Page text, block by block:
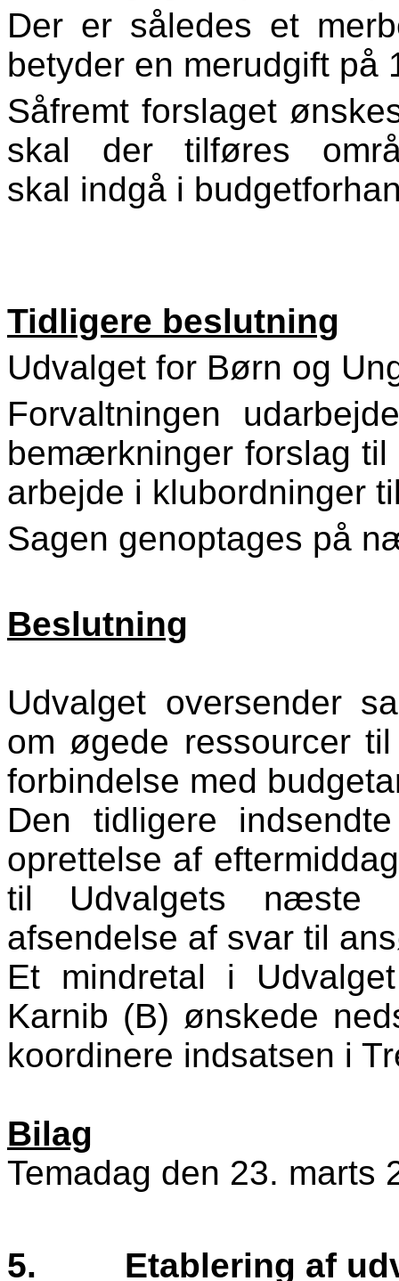
Der er således et
betyder en merudgift på
Såfremt forslaget
skal der tilføres
skal indgå i
Tidligere beslutning
Udvalget for Børn og
Forvaltningen
bemærkninger forslag
arbejde i klubordninger
Sagen genoptages på
Beslutning
Udvalget oversender
om øgede ressourcer
forbindelse med
Den tidligere
oprettelse af
til Udvalgets næste
afsendelse af svar til
Et mindretal i
Karnib (B) ønskede
koordinere indsatsen i
Bilag
Temadag den 23. marts
5. Etablering af